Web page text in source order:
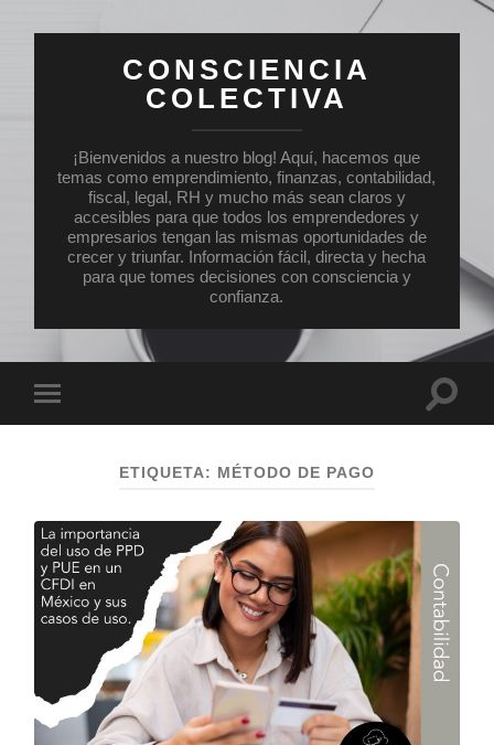
CONSCIENCIA
COLECTIVA
¡Bienvenidos a nuestro blog! Aquí, hacemos que
temas como emprendimiento, finanzas, contabilidad,
fiscal, legal, RH y mucho más sean claros y
accesibles para que todos los emprendedores y
empresarios tengan las mismas oportunidades de
crecer y triunfar. Información fácil, directa y hecha
para que tomes decisiones con consciencia y
confianza.
el
ETIQUETA: MÉTODO DE PAGO